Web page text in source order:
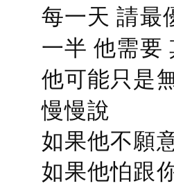
每一天 請最
一半 他需要
他可能只是
慢慢說
如果他不願
如果他怕跟